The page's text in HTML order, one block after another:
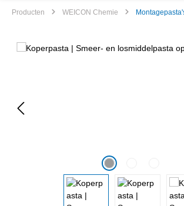
Producten WEICON Chemie
Afbeeldingengalerij overslaan